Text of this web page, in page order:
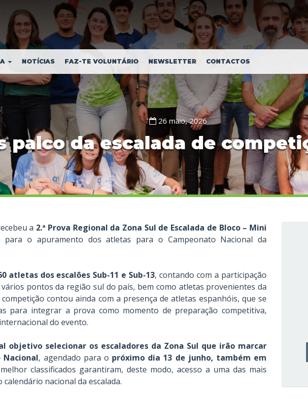
NOTÍCIAS FAZ-TE VOLUNTÁRIO NEWSLETTER CONTACTOS
26 maio, 2026
palco da escalada de
a 2.ª Prova Regional da Zona Sul de Escalada de Bloco – Mini
para o apuramento dos atletas para o Campeonato Nacional da
atletas dos escalões Sub-11 e Sub-13, contando com a participação
pontos da região sul do país, bem como atletas provenientes da
contou ainda com a presença de atletas espanhóis, que se
para integrar a prova como momento de preparação competitiva,
do evento.
objetivo selecionar os escaladores da Zona Sul que irão marcar
Nacional, agendado para o próximo dia 13 de junho, também em
classificados garantiram, deste modo, acesso a uma das mais
nacional da escalada.